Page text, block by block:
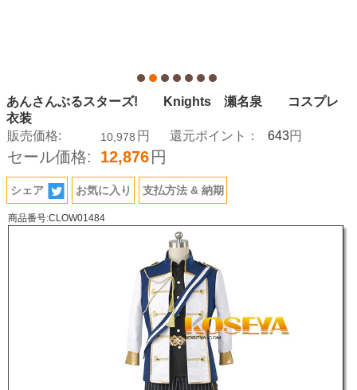
あんさんぶるスターズ! Knights 瀬名泉 コスプレ
衣装
販売価格:
10,978 円 還元ポイント： 643円
セール価格: 12,876 円
シェア お気に入り 支払方法 & 納期
商品番号:CLOW01484